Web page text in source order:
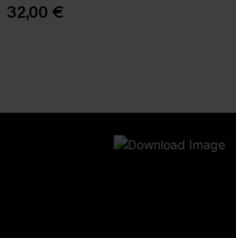
32,00 €